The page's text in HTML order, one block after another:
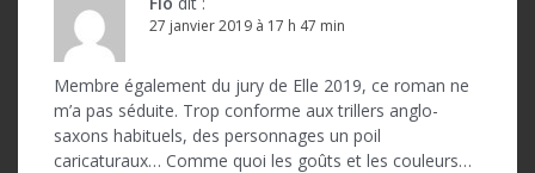
27 janvier 2019 à 17 h 47 min
Membre également du jury de Elle 2019, ce roman ne
m’a pas séduite. Trop conforme aux trillers anglo-
saxons habituels, des personnages un poil
caricaturaux… Comme quoi les goûts et les couleurs…